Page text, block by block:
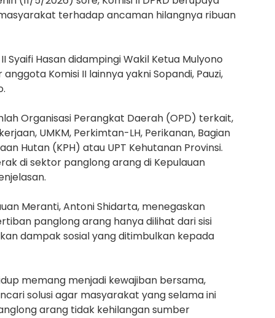
terhadap ancaman hilangnya ribuan
Hasan didampingi Wakil Ketua Mulyono
Komisi II lainnya yakni Sopandi, Pauzi,
Organisasi Perangkat Daerah (OPD) terkait,
UMKM, Perkimtan-LH, Perikanan, Bagian
Hutan (KPH) atau UPT Kehutanan Provinsi.
di sektor panglong arang di Kepulauan
Meranti, Antoni Shidarta, menegaskan
panglong arang hanya dilihat dari sisi
dampak sosial yang ditimbulkan kepada
memang menjadi kewajiban bersama,
solusi agar masyarakat yang selama ini
arang tidak kehilangan sumber